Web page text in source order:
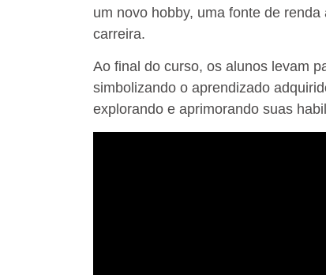
um novo hobby, uma fonte de
carreira.
Ao final do curso, os alunos levam
simbolizando o aprendizado
explorando e aprimorando suas